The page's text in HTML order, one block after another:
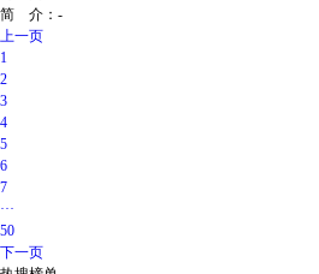
简 介： -
上一页
1
2
3
4
5
6
7
···
50
下一页